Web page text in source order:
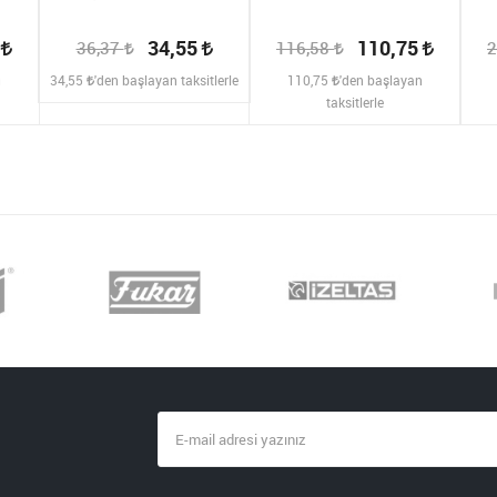
36,37 34,55
34,55 'den başlayan taksitlerle
116,58 110,75
110,75
'den başlayan
taksitlerle